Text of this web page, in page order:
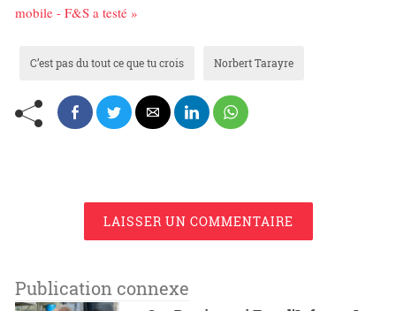
mobile - F&S a testé »
C’est pas du tout ce que tu crois Norbert Tarayre
LAISSER UN COMMENTAIRE
Publication connexe